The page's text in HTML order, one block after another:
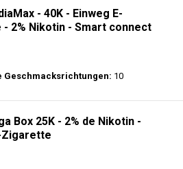
- 40K - Einweg E-
2% Nikotin - Smart connect
Geschmacksrichtungen: 10
Box 25K - 2% de Nikotin -
Zigarette